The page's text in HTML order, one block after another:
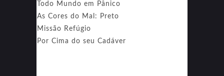
Todo Mundo em Pânico
As Cores do Mal: Preto
Missão Refúgio
Por Cima do seu Cadáver